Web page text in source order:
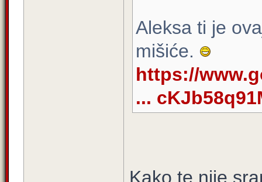
Aleksa ti je
mišiće.
https://
...
Kako te nije